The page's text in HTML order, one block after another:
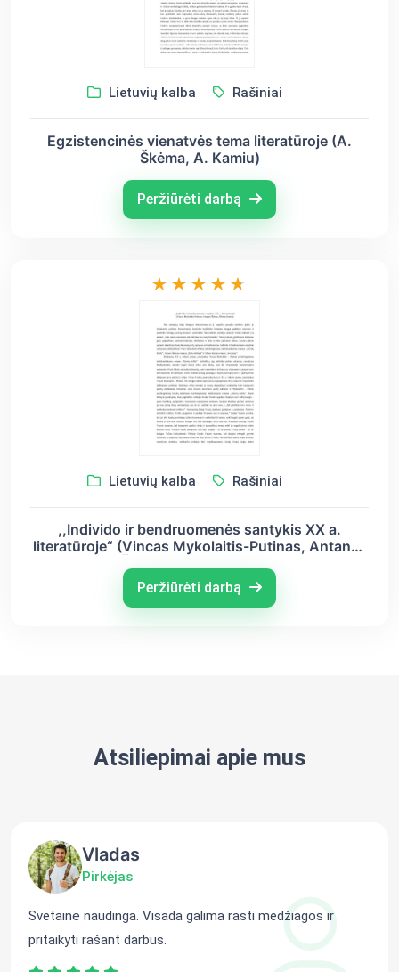
Lietuvių kalba Rašiniai
Egzistencinės vienatvės tema literatūroje (A.
Škėma, A. Kamiu)
Peržiūrėti darbą
Lietuvių kalba Rašiniai
,,Individo ir bendruomenės santykis XX a.
literatūroje“ (Vincas Mykolaitis-Putinas, Antanas
Peržiūrėti darbą
Atsiliepimai apie mus
Vladas
Pirkėjas
Svetainė naudinga. Visada galima rasti medžiagos ir
pritaikyti rašant darbus.